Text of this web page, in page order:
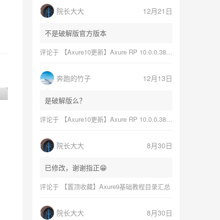
院长大大 12月21日
不是破解版官方版本
评论于 【Axure10更新】Axure RP 10.0.0.3868更新日志与软件下载（Mac+Windows）
奔跑的竹子 12月13日
是破解版么？
评论于 【Axure10更新】Axure RP 10.0.0.3868更新日志与软件下载（Mac+Windows）
院长大大 8月30日
已修改，谢谢指正😁
评论于 【置顶收藏】Axure9基础教程目录汇总
院长大大 8月30日